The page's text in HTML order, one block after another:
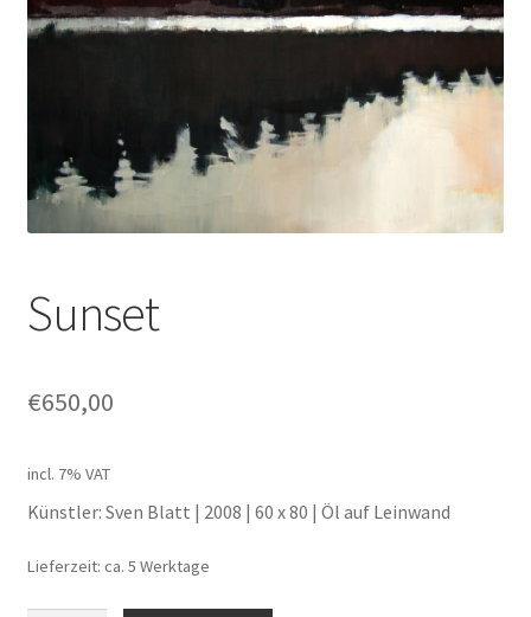
Leinwände
öffnen
Papier
Zubehör
Bücher
Schule
Geschenke
Sunset
€650,00
incl. 7% VAT
Künstler: Sven Blatt | 2008 | 60 x 80 | Öl auf Leinwand
Lieferzeit: ca. 5 Werktage